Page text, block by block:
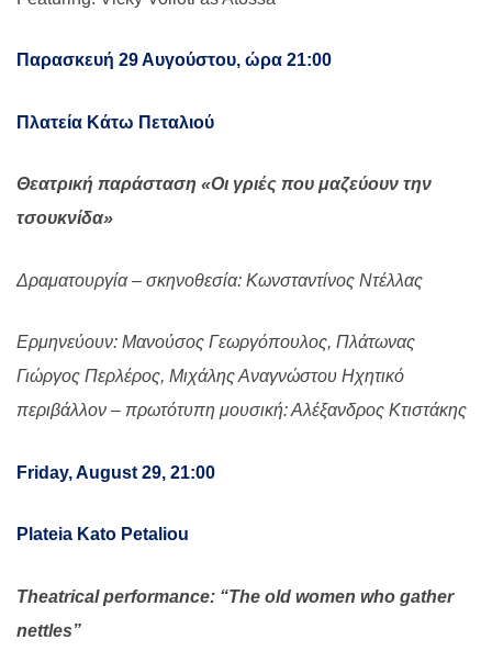
Παρασκευή 29 Αυγούστου, ώρα 21:00
Πλατεία Κάτω Πεταλιού
Θεατρική παράσταση «Οι γριές που μαζεύουν την
τσουκνίδα»
Δραματουργία – σκηνοθεσία: Κωνσταντίνος Ντέλλας
Ερμηνεύουν: Μανούσος Γεωργόπουλος, Πλάτωνας
Γιώργος Περλέρος, Μιχάλης Αναγνώστου Ηχητικό
περιβάλλον – πρωτότυπη μουσική: Αλέξανδρος Κτιστάκης
Friday, August 29, 21:00
Plateia Kato Petaliou
Theatrical performance: “The old women who gather
nettles”